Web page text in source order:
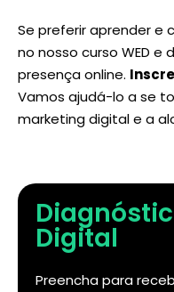
Se preferir aprender e
no nosso curso WED
presença online.
Vamos ajudá-lo a se
marketing digital e a
Digital
Preencha para